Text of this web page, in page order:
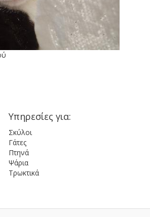
Υπηρεσίες για:
Σκύλοι
Γάτες
Πτηνά
Ψάρια
Τρωκτικά